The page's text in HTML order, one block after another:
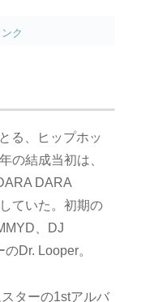
ク
る、ヒップホッ
の結成当初は、
DARA
ていた。初期の
、DJ
Dr. Looper。
ターの1stアルバ